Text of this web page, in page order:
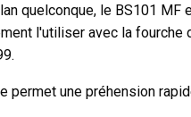
quelconque, le BS101 MF
l'utiliser avec la fourche
permet une préhension